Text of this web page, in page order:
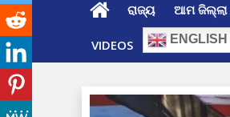
ରାଜ୍ୟ ଆମ ଜିଲ୍ଲା
VIDEOS ENGLISH